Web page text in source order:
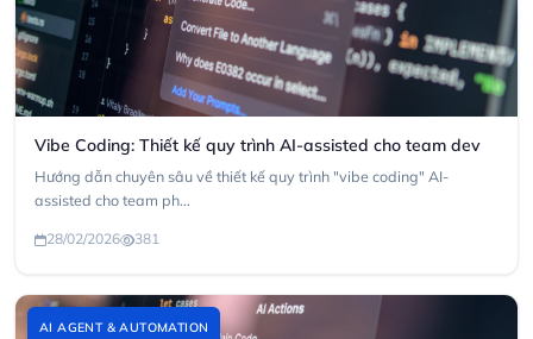
Vibe Coding: Thiết kế quy trình AI-assisted cho team dev
Hướng dẫn chuyên sâu về thiết kế quy trình "vibe coding" AI-
assisted cho team ph...
28/02/2026 381
AI AGENT & AUTOMATION